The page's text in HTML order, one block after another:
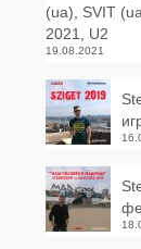
(ua), SVIT
2021, U2
19.08.2021